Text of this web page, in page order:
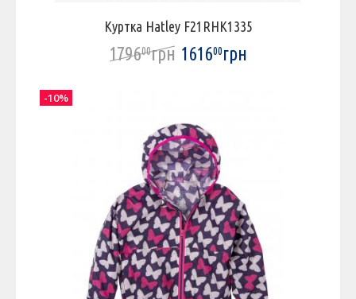
Куртка Hatley F21RHK1335
179600грн 161600грн
-10%